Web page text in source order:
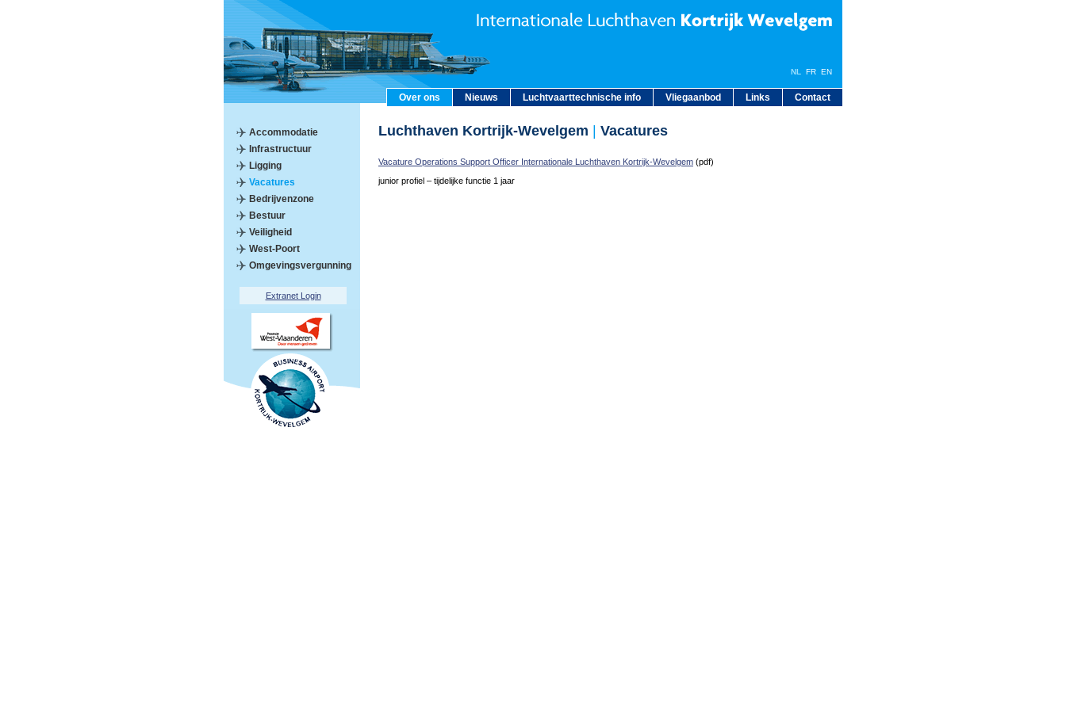
Over ons Nieuws Luchtvaarttechnische info Vliegaanbod Links Contact
NL FR EN
Accommodatie
Infrastructuur
Ligging
Vacatures
Bedrijvenzone
Bestuur
Veiligheid
West-Poort
Omgevingsvergunning
Extranet Login
Luchthaven Kortrijk-Wevelgem Vacatures
Vacature Operations Support Officer Internationale Luchthaven Kortrijk-Wevelgem (pdf)
junior profiel – tijdelijke functie 1 jaar